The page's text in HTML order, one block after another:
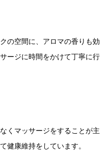
の空間に、アロマの香りも効
ージに時間をかけて丁寧に行
くマッサージをすることが主
健康維持をしています。